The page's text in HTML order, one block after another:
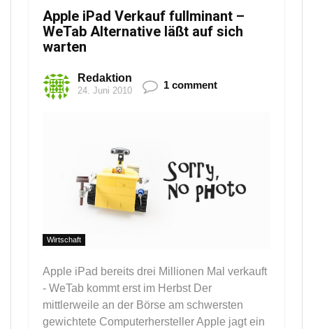
Apple iPad Verkauf fullminant –
WeTab Alternative läßt auf sich
warten
Redaktion
24. Juni 2010 1 comment
Wirtschaft
Apple iPad bereits drei Millionen Mal verkauft
- WeTab kommt erst im Herbst Der
mittlerweile an der Börse am schwersten
gewichtete Computerhersteller Apple jagt ein